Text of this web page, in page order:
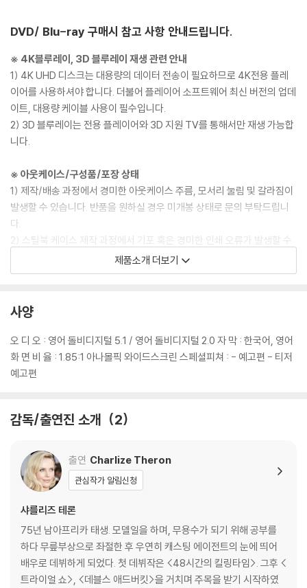
DVD/ Blu-ray 구매시 참고 사항 안내드립니다.
※ 4K블루레이, 3D 블루레이 재생 관련 안내
1) 4K UHD 디스크는 대용량의 데이터 전송이 필요하므로 4K전용 플레
이어를 사용하셔야 합니다. 더불어 플레이어 소프트웨어 최신 버전의 업데
이트, 대용량 케이블 사용이 필수입니다.
2) 3D 블루레이는 전용 플레이어와 3D 지원 TV를 통해서만 재생 가능합
니다.
※ 아웃케이스/구성품/포장 상태
1) 제작/배송 과정에서 경미한 아웃케이스 주름, 모서리 눌림 및 갈라짐이
발생할 수 있습니다. 반품을 원하실 경우 미개봉 상태로 문의 부탁드립니
다.
2) 스틸북 케이스 제작 과정에서 기포 혹은 경미한 인쇄 오류가 발생할 수
3) 렌티큘러 스틸북의 경우, 보호필름이 붙어 판매되기도 합니다. 보호필
4) 본품 보호를 위해 노란색의 카톤 박스로 재포장한 경우, 카톤박스 손상
에 의한 교환/반품은 불가합니다.
5) 아웃케이스/구성품/포장 상태 불량에 의한 교환/반품 신청시 불량 확
인을 위해 개봉 시의 동영상을 요청할 수 있으며, 동영상이 없는 경우 교
환/반품이 제한될 수 있습니다.
1) 기기 문제로 인해 발생하는 재생 불량 현상에 대해서는 반품/교환이 불
것을 권유해 드립니다.
2) 정전기와 먼지로 인해 재생이 원활하지 않은 경우가 있습니다. 디스크
를 마른 천으로 닦으시거나, DVD 클리너 등 전용 제품을 이용하면 대부분
해결됩니다.
생이 불가능한 경우가 있습니다. 독립형 전용 플레이어 사용을 권장드리
며, ODD 사용으로 인한 재생 불량의 경우 교환 시에도 동일한 오류가 발
생할 수 있음을 알려드립니다.
제품소개 더보기
사양
오 디 오 : 영어 돌비디지털 5.1 / 영어 돌비디지털 2.0 자 막 : 한국어, 영어
화 면 비 율 : 1.85:1 아나몰픽 와이드스크린 스페셜피쳐 : - 예고편 - 티저
예고편
감독/출연진 소개 2
출연 Charlize Theron
관심작가 알림신청
샤를리즈 테론
75년 남아프리카 태생. 모델일을 하며, 무용수가 되기 위해 공부를
하다 무릎부상으로 좌절한 후 우연히 캐스팅 에이전트의 눈에 띄어
배우로 데뷔하게 되었다. 첫 데뷔작은 <48시간의 킬링타임>. 그후 <
트라이얼 쇼>, <데블스 애드버킷>을 거치며 주목을 받기 시작하였